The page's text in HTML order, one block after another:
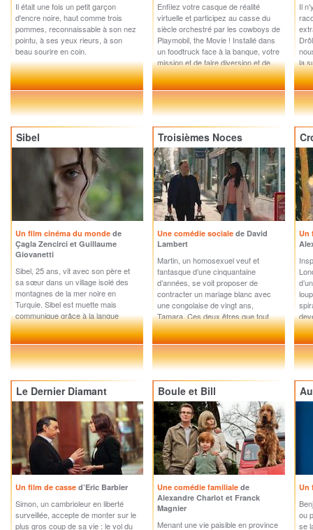
Il était une fois un petit garçon
d'encre noire, haut comme trois
pommes, reconnaissable à son nez
pointu, à ses yeux rieurs, à son
beau sourire en coin.
Enfilez votre casque de réalité
virtuelle et participez au casse du
siècle orchestré par les cowboys de
Playmobil, the Movie ! Installé dans
un foodtruck face à la banque, votre
mission et de faire diversion et de...
Il
la
Sibel
Un film cinéma du monde de
Çagla Zencirci et Guillaume
Giovanetti
Sibel, 25 ans, vit avec son père et
sa sœur dans un village isolé des
montagnes de la mer noire en
Turquie. Sibel est muette mais
communique grâce à la langue
sifflée ancestrale de la région.
Rejetée...
Troisièmes Noces
Une comédie socialede David
Lambert
Martin, un homosexuel veuf et
fantasque d’une cinquantaine
d’années, se voit proposer de
contracter un mariage blanc avec
une congolaise de vingt ans,
Tamara. Ces deux êtres que tout
sépare vont devoir faire croire à
leur...
Un
Le Dernier Diamant
Un film de cassed’Eric Barbier
Simon, un cambrioleur en liberté
surveillée, accepte de monter sur le
plus gros coup de sa vie : le vol du
Boule et Bill
Une comédie familiale de
Alexandre Charlot et Franck
Magnier
Menant une vie paisible en province
Un
ou
se